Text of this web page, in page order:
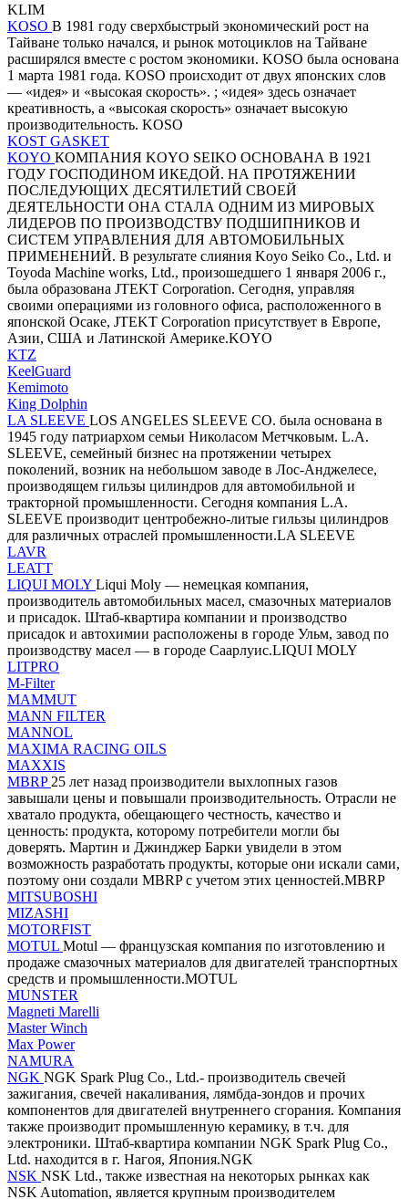
KLIM
KOSO В 1981 году сверхбыстрый экономический рост на
Тайване только начался, и рынок мотоциклов на Тайване
расширялся вместе с ростом экономики. KOSO была основана
1 марта 1981 года. KOSO происходит от двух японских слов
— «идея» и «высокая скорость». ; «идея» здесь означает
креативность, а «высокая скорость» означает высокую
производительность. KOSO
KOST GASKET
KOYO КОМПАНИЯ KOYO SEIKO ОСНОВАНА В 1921
ГОДУ ГОСПОДИНОМ ИКЕДОЙ. НА ПРОТЯЖЕНИИ
ПОСЛЕДУЮЩИХ ДЕСЯТИЛЕТИЙ СВОЕЙ
ДЕЯТЕЛЬНОСТИ ОНА СТАЛА ОДНИМ ИЗ МИРОВЫХ
ЛИДЕРОВ ПО ПРОИЗВОДСТВУ ПОДШИПНИКОВ И
СИСТЕМ УПРАВЛЕНИЯ ДЛЯ АВТОМОБИЛЬНЫХ
ПРИМЕНЕНИЙ. В результате слияния Koyo Seiko Co., Ltd. и
Toyoda Machine works, Ltd., произошедшего 1 января 2006 г.,
была образована JTEKT Corporation. Сегодня, управляя
своими операциями из головного офиса, расположенного в
японской Осаке, JTEKT Corporation присутствует в Европе,
Азии, США и Латинской Америке.KOYO
KTZ
KeelGuard
Kemimoto
King Dolphin
LA SLEEVE LOS ANGELES SLEEVE CO. была основана в
1945 году патриархом семьи Николасом Метчковым. L.A.
SLEEVE, семейный бизнес на протяжении четырех
поколений, возник на небольшом заводе в Лос-Анджелесе,
производящем гильзы цилиндров для автомобильной и
тракторной промышленности. Сегодня компания L.A.
SLEEVE производит центробежно-литые гильзы цилиндров
для различных отраслей промышленности.LA SLEEVE
LAVR
LEATT
LIQUI MOLY Liqui Moly — немецкая компания,
производитель автомобильных масел, смазочных материалов
и присадок. Штаб-квартира компании и производство
присадок и автохимии расположены в городе Ульм, завод по
производству масел — в городе Саарлуис.LIQUI MOLY
LITPRO
M-Filter
MAMMUT
MANN FILTER
MANNOL
MAXIMA RACING OILS
MAXXIS
MBRP 25 лет назад производители выхлопных газов
завышали цены и повышали производительность. Отрасли не
хватало продукта, обещающего честность, качество и
ценность: продукта, которому потребители могли бы
доверять. Мартин и Джинджер Барки увидели в этом
возможность разработать продукты, которые они искали сами,
поэтому они создали MBRP с учетом этих ценностей.MBRP
MITSUBOSHI
MIZASHI
MOTORFIST
MOTUL Motul — французская компания по изготовлению и
продаже смазочных материалов для двигателей транспортных
средств и промышленности.MOTUL
MUNSTER
Magneti Marelli
Master Winch
Max Power
NAMURA
NGK NGK Spark Plug Co., Ltd.- производитель свечей
зажигания, свечей накаливания, лямбда-зондов и прочих
компонентов для двигателей внутреннего сгорания. Компания
также производит промышленную керамику, в т.ч. для
электроники. Штаб-квартира компании NGK Spark Plug Co.,
Ltd. находится в г. Нагоя, Япония.NGK
NSK NSK Ltd., также известная на некоторых рынках как
NSK Automation, является крупным производителем